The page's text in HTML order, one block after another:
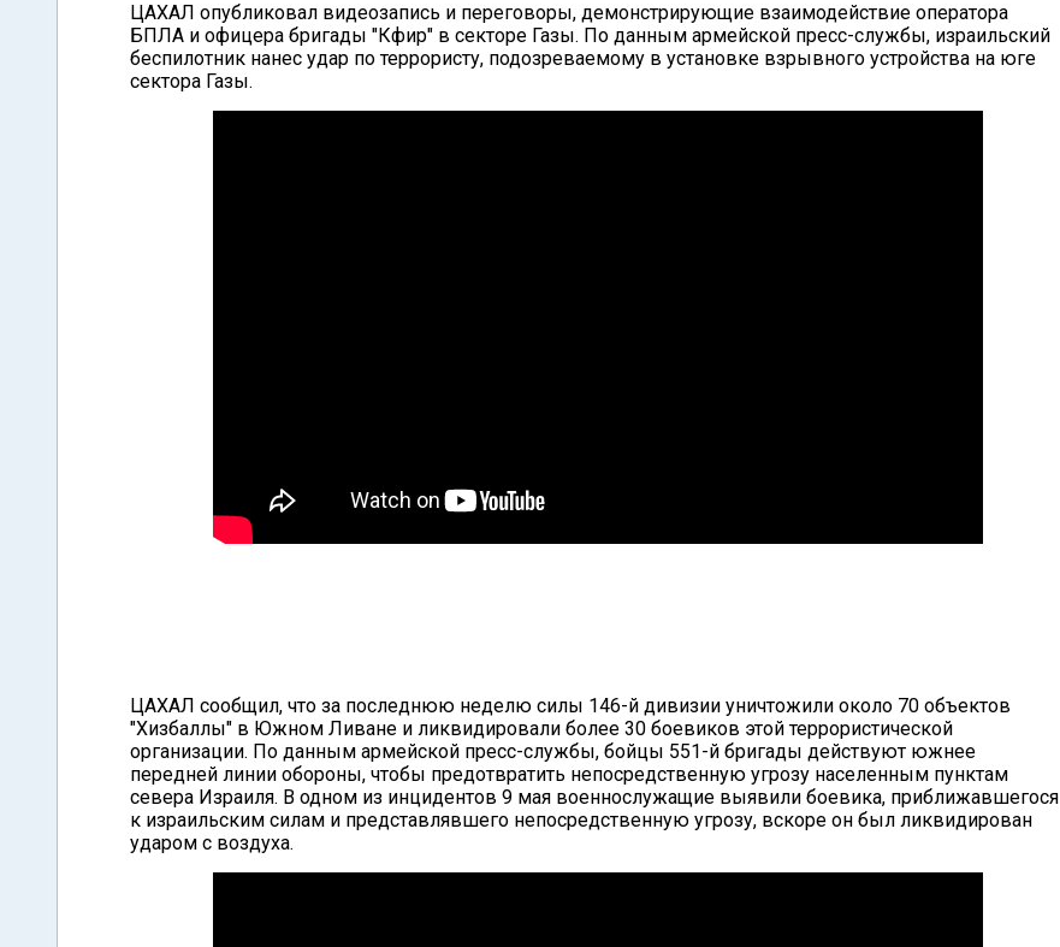
ЦАХАЛ опубликовал видеозапись и переговоры, демонстрирующие взаимодействие оператора
БПЛА и офицера бригады "Кфир" в секторе Газы. По данным армейской пресс-службы, израильский
беспилотник нанес удар по террористу, подозреваемому в установке взрывного устройства на юге
сектора Газы.
ЦАХАЛ сообщил, что за последнюю неделю силы 146-й дивизии уничтожили около 70 объектов
"Хизбаллы" в Южном Ливане и ликвидировали более 30 боевиков этой террористической
организации. По данным армейской пресс-службы, бойцы 551-й бригады действуют южнее
передней линии обороны, чтобы предотвратить непосредственную угрозу населенным пунктам
севера Израиля. В одном из инцидентов 9 мая военнослужащие выявили боевика, приближавшегося
к израильским силам и представлявшего непосредственную угрозу, вскоре он был ликвидирован
ударом с воздуха.